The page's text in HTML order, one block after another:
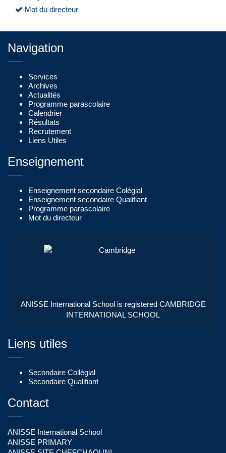
Mot du directeur
Navigation
Services
Archives
Actualités
Programme parascolaire
Calendrier
Résultats
Recrutement
Liens Utiles
Enseignement
Enseignement secondaire Colégial
Enseignement secondaire Qualifiant
Programme parascolaire
Mot du directeur
ANISSE International School is registered CAMBRIDGE
INTERNATIONAL SCHOOL
Liens utiles
Secondaire Collégial
Secondaire Qualifiant
Contact
ANISSE International School
ANISSE PRIMARY